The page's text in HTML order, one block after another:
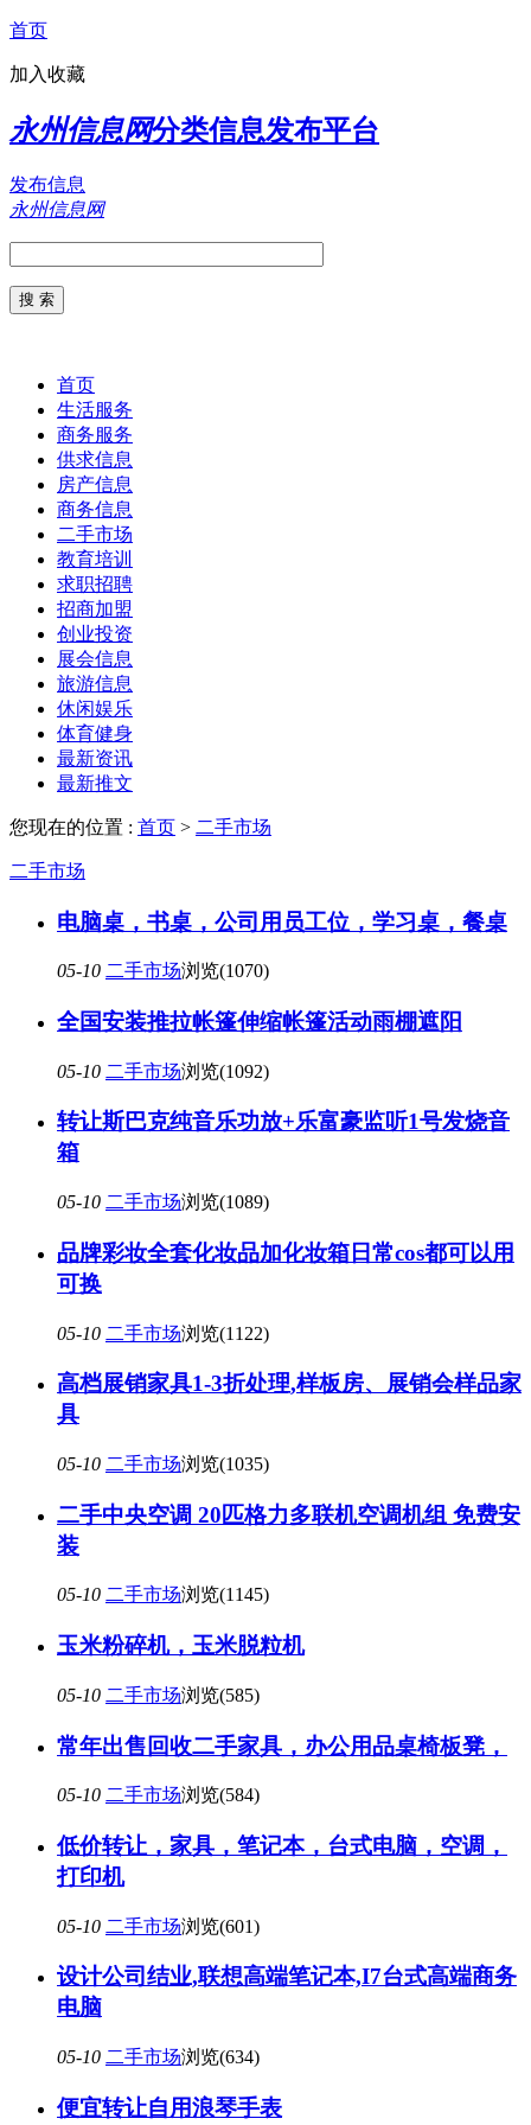
首页
加入收藏
永州信息网分类信息发布平台
发布信息
永州信息网
首页
生活服务
商务服务
供求信息
房产信息
商务信息
二手市场
教育培训
求职招聘
招商加盟
创业投资
展会信息
旅游信息
休闲娱乐
体育健身
最新资讯
最新推文
您现在的位置 : 首页 > 二手市场
二手市场
电脑桌，书桌，公司用员工位，学习桌，餐桌
05-10 二手市场浏览(1070)
全国安装推拉帐篷伸缩帐篷活动雨棚遮阳
05-10 二手市场浏览(1092)
转让斯巴克纯音乐功放+乐富豪监听1号发烧音
箱
05-10 二手市场浏览(1089)
品牌彩妆全套化妆品加化妆箱日常cos都可以用
可换
05-10 二手市场浏览(1122)
高档展销家具1-3折处理,样板房、展销会样品家
具
05-10 二手市场浏览(1035)
二手中央空调 20匹格力多联机空调机组 免费安
装
05-10 二手市场浏览(1145)
玉米粉碎机，玉米脱粒机
05-10 二手市场浏览(585)
常年出售回收二手家具，办公用品桌椅板凳，
05-10 二手市场浏览(584)
低价转让，家具，笔记本，台式电脑，空调，
打印机
05-10 二手市场浏览(601)
设计公司结业,联想高端笔记本,I7台式高端商务
电脑
05-10 二手市场浏览(634)
便宜转让自用浪琴手表